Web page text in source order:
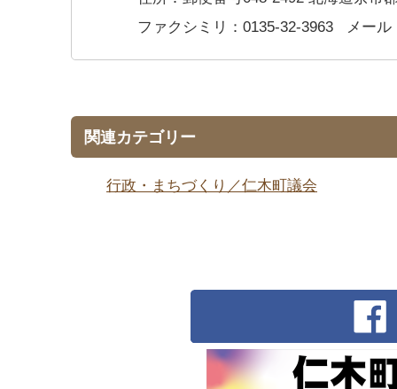
ファクシミリ：0135-32-3963
メール
関連カテゴリー
行政・まちづくり／仁木町議会